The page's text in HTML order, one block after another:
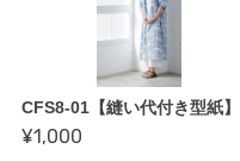
¥1,000